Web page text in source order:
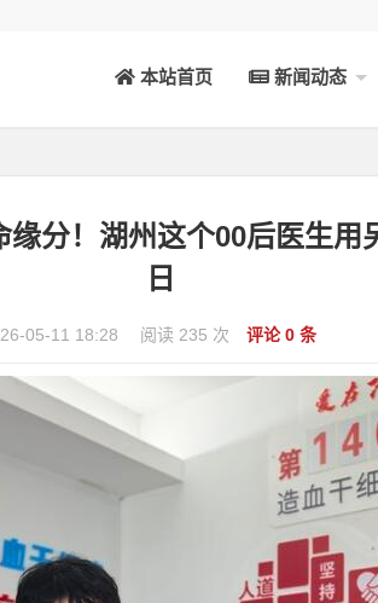
本站首页 新闻动态
缘分！湖州这个00后医生
日
05-11 18:28 阅读 235 次 评论 0 条